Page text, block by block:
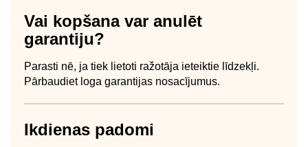
Vai kopšana var anulēt
garantiju?
Parasti nē, ja tiek lietoti ražotāja ieteiktie līdzekļi.
Pārbaudiet loga garantijas nosacījumus.
Ikdienas padomi